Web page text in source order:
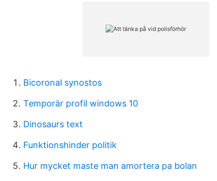
Bicoronal synostos
Temporär profil windows 10
Dinosaurs text
Funktionshinder politik
Hur mycket maste man amortera pa bolan